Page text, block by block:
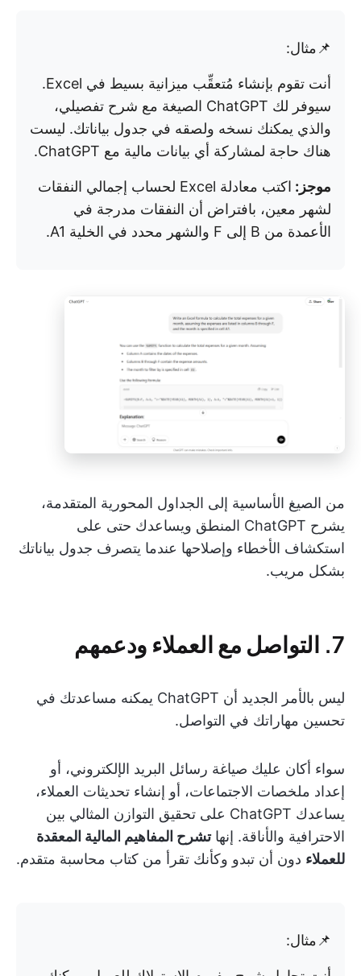
📌مثال:
أنت تقوم بإنشاء مُتعقِّب ميزانية بسيط في Excel.
سيوفر لك ChatGPT الصيغة مع شرح تفصيلي،
والذي يمكنك نسخه ولصقه في جدول بياناتك. ليست
هناك حاجة لمشاركة أي بيانات مالية مع ChatGPT.
موجز:
اكتب معادلة Excel لحساب إجمالي النفقات
لشهر معين، بافتراض أن النفقات مدرجة في
الأعمدة من B إلى F والشهر محدد في الخلية A1.
من الصيغ الأساسية إلى الجداول المحورية المتقدمة،
يشرح ChatGPT المنطق ويساعدك حتى على
استكشاف الأخطاء وإصلاحها عندما يتصرف جدول بياناتك
بشكل مريب.
7. التواصل مع العملاء ودعمهم
ليس بالأمر الجديد أن ChatGPT يمكنه مساعدتك في
تحسين مهاراتك في التواصل.
سواء أكان عليك صياغة رسائل البريد الإلكتروني، أو
إعداد ملخصات الاجتماعات، أو إنشاء تحديثات العملاء،
يساعدك ChatGPT على تحقيق التوازن المثالي بين
الاحترافية والأناقة. إنهاتشرح المفاهيم المالية المعقدة
للعملاء دون أن تبدو وكأنك تقرأ من كتاب محاسبة متقدم.
📌مثال: